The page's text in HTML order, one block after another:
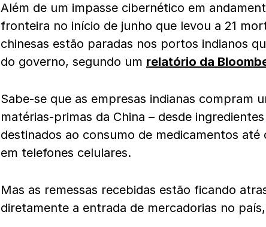
Além de um impasse cibernético em
fronteira no início de junho que levou a 21
chinesas estão paradas nos portos indianos
do governo, segundo um relatório da
Sabe-se que as empresas indianas compram
matérias-primas da China – desde
destinados ao consumo de medicamentos
em telefones celulares.
Mas as remessas recebidas estão ficando
diretamente a entrada de mercadorias no